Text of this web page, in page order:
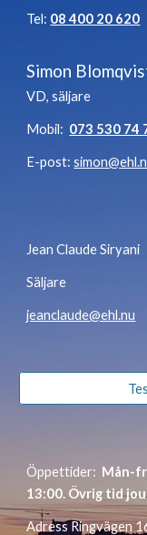
Tel: 08 400 20 620
Simon
VD, säljare
Mobil: 073 530 74
E-post:
Jean Claude Siryani
Säljare
jeanclaude@ehl.nu
Öppettider: Mån-
13:00. Övrig tid
Adress Ringvägen